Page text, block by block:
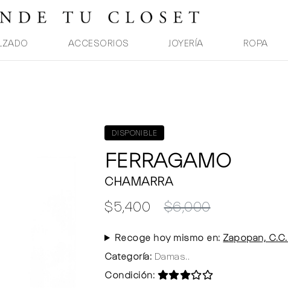
ACCESORIOS JOYERÍA ROPA
DISPONIBLE
FERRAGAMO
CHAMARRA
$5,400 $6,000
Recoge hoy mismo en: Zapopan,
Categoría: Damas..
Condición: